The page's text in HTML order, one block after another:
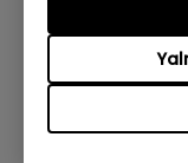
Abone